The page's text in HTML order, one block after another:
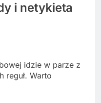
i netykieta
idzie w parze z
reguł. Warto